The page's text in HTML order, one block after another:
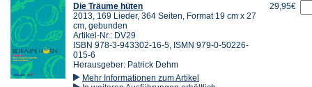
Die Träume hüten
2013, 169 Lieder, 364 Seiten, Format 19 cm x 27
cm, gebunden
Artikel-Nr.: DV29
ISBN 978-3-943302-16-5, ISMN 979-0-50226-
015-6
Herausgeber: Patrick Dehm
Mehr Informationen zum Artikel
29,95€